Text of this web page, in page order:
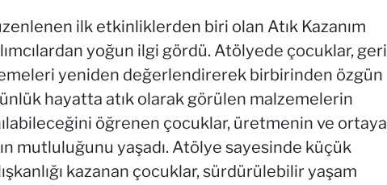
ilk etkinliklerden biri olan Atık Kazanım
yoğun ilgi gördü. Atölyede çocuklar, geri
yeniden değerlendirerek birbirinden özgün
hayatta atık olarak görülen malzemelerin
öğrenen çocuklar, üretmenin ve ortaya
mutluluğunu yaşadı. Atölye sayesinde küçük
kazanan çocuklar, sürdürülebilir yaşam